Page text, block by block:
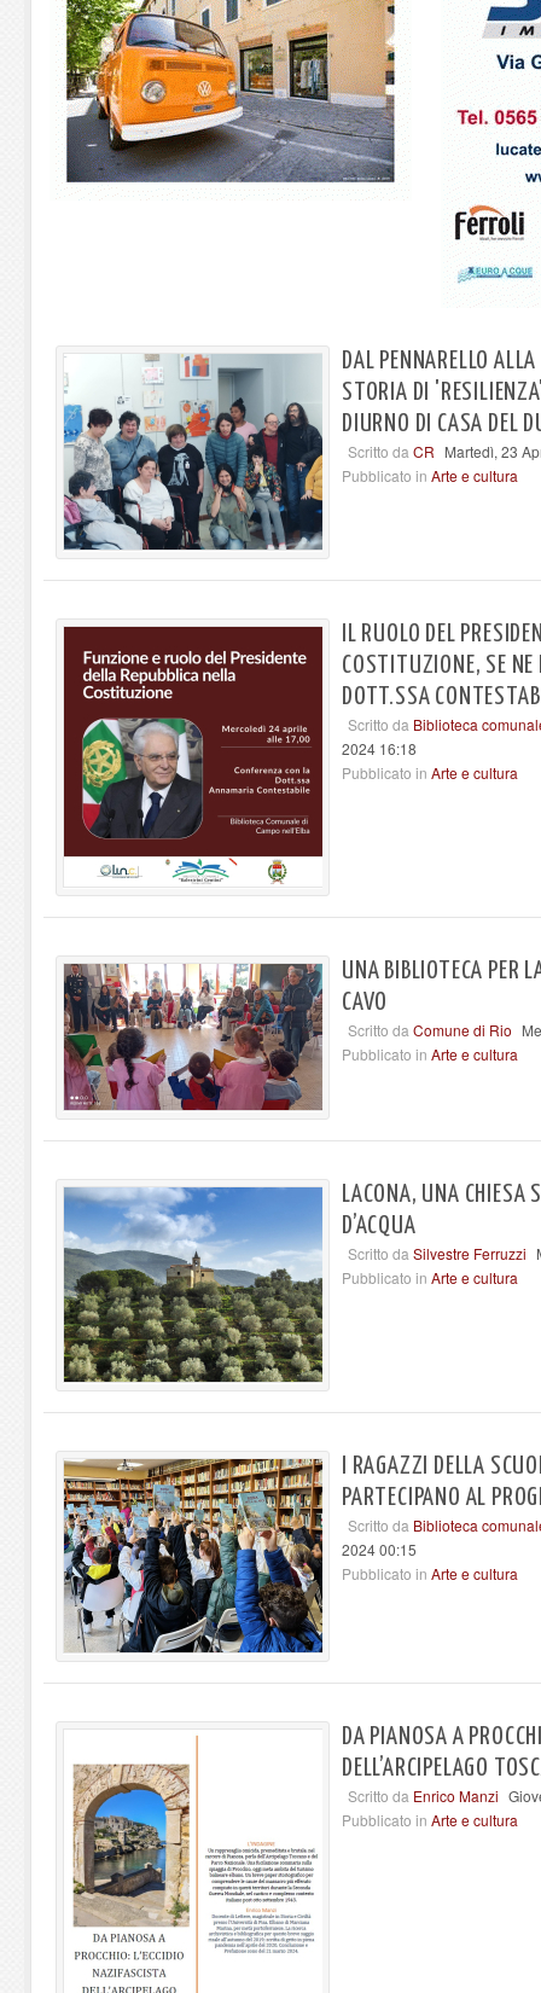
DAL PENNARELLO
STORIA DI
DIURNO DI CASA DEL
Scritto da CR Martedì, 23
Pubblicato in Arte e cultura
IL RUOLO DEL
COSTITUZIONE, SE NE
DOTT.SSA
Scritto da Biblioteca
2024 16:18
Pubblicato in Arte e cultura
UNA BIBLIOTECA PER
CAVO
Scritto da Comune di Rio
Pubblicato in Arte e cultura
LACONA, UNA CHIESA
D’ACQUA
Scritto da Silvestre Ferruzzi
Pubblicato in Arte e cultura
I RAGAZZI DELLA
PARTECIPANO AL
Scritto da Biblioteca
2024 00:15
Pubblicato in Arte e cultura
DA PIANOSA A
DELL’ARCIPELAGO
Scritto da Enrico Manzi
Pubblicato in Arte e cultura